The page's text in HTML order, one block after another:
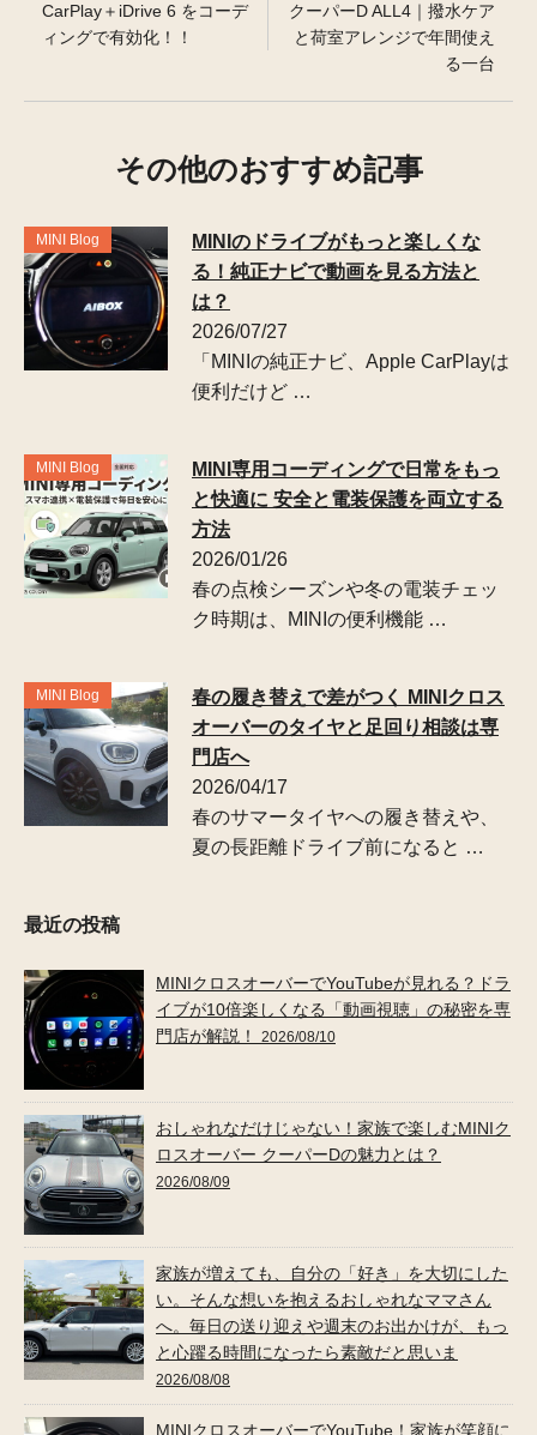
CarPlay＋iDrive 6 をコーデ
ィングで有効化！！
クーパーD ALL4｜撥水ケア
と荷室アレンジで年間使え
る一台
その他のおすすめ記事
MINI Blog
MINIのドライブがもっと楽しくな
る！純正ナビで動画を見る方法と
は？
2026/07/27
「MINIの純正ナビ、Apple CarPlayは
便利だけど …
MINI Blog
MINI専用コーディングで日常をもっ
と快適に 安全と電装保護を両立する
方法
2026/01/26
春の点検シーズンや冬の電装チェッ
ク時期は、MINIの便利機能 …
MINI Blog
春の履き替えで差がつく MINIクロス
オーバーのタイヤと足回り相談は専
門店へ
2026/04/17
春のサマータイヤへの履き替えや、
夏の長距離ドライブ前になると …
最近の投稿
MINIクロスオーバーでYouTubeが見れる？ドラ
イブが10倍楽しくなる「動画視聴」の秘密を専
門店が解説！
2026/08/10
おしゃれなだけじゃない！家族で楽しむMINIク
ロスオーバー クーパーDの魅力とは？
2026/08/09
家族が増えても、自分の「好き」を大切にした
い。そんな想いを抱えるおしゃれなママさん
へ。毎日の送り迎えや週末のお出かけが、もっ
と心躍る時間になったら素敵だと思いま
2026/08/08
MINIクロスオーバーでYouTube！家族が笑顔に